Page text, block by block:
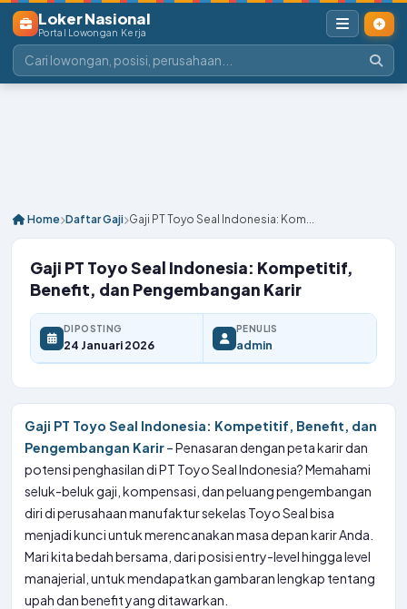
Loker Nasional
Portal Lowongan Kerja
Home Daftar Gaji Gaji PT Toyo Seal Indonesia: Kom...
Gaji PT Toyo Seal Indonesia: Kompetitif,
Benefit, dan Pengembangan Karir
DIPOSTING
24 Januari 2026
PENULIS
admin
Gaji PT Toyo Seal Indonesia: Kompetitif, Benefit, dan
Pengembangan Karir– Penasaran dengan peta karir dan
potensi penghasilan di PT Toyo Seal Indonesia? Memahami
seluk-beluk gaji, kompensasi, dan peluang pengembangan
diri di perusahaan manufaktur sekelas Toyo Seal bisa
menjadi kunci untuk merencanakan masa depan karir Anda.
Mari kita bedah bersama, dari posisi entry-level hingga level
manajerial, untuk mendapatkan gambaran lengkap tentang
upah dan benefit yang ditawarkan.